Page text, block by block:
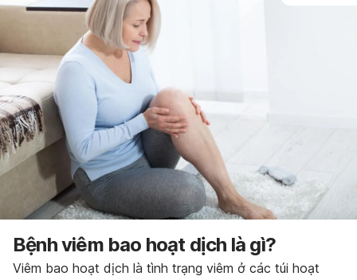
Bệnh viêm bao hoạt dịch là gì?
Viêm bao hoạt dịch là tình trạng viêm ở các túi hoạt